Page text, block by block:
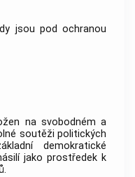
jsou pod ochranou
na svobodném a
soutěži politických
demokratické
jako prostředek k